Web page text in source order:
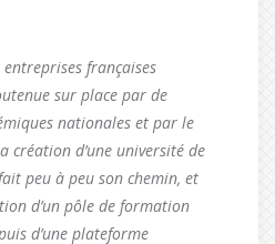
françaises
sur place par de
nationales et par le
création d’une université de
peu à peu son chemin, et
d’un pôle de formation
d’une plateforme